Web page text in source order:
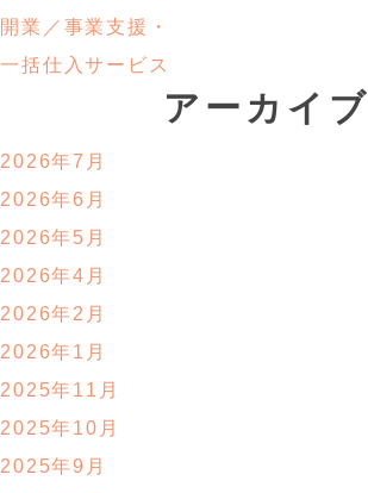
開業／事業支援・
一括仕入サービス
アーカイブ
2026年7月
2026年6月
2026年5月
2026年4月
2026年2月
2026年1月
2025年11月
2025年10月
2025年9月